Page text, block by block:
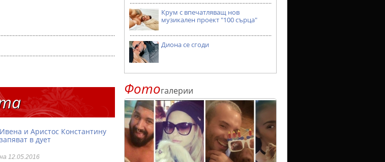
Ивена и Аристос Константину
запяват в дует
на 12.05.2016
Крум с впечатляващ нов
музикален проект "100 сърца"
Диона се сгоди
Фотогалерии